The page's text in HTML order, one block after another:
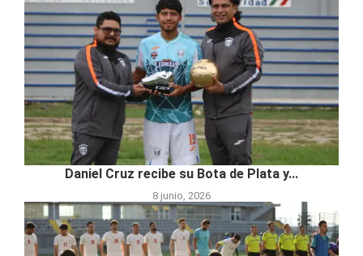
Daniel Cruz recibe su Bota de Plata y...
8 junio, 2026